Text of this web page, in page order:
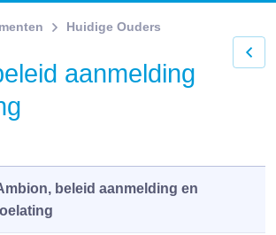
Huidige Ouders
aanmelding
beleid aanmelding en